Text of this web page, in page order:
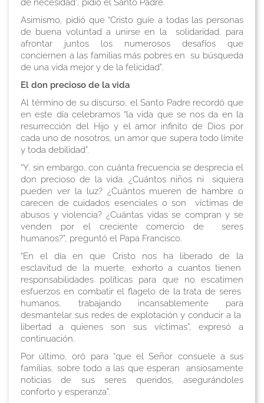
de necesidad”, pidió el Santo Padre.
Asimismo, pidió que “Cristo guíe a todas las personas
de buena voluntad a unirse en la solidaridad, para
afrontar juntos los numerosos desafíos que
conciernen a las familias más pobres en su búsqueda
de una vida mejor y de la felicidad”.
El don precioso de la vida
Al término de su discurso, el Santo Padre recordó que
en este día celebramos “la vida que se nos da en la
resurrección del Hijo y el amor infinito de Dios por
cada uno de nosotros, un amor que supera todo límite
y toda debilidad”.
“Y, sin embargo, con cuánta frecuencia se desprecia el
don precioso de la vida. ¿Cuántos niños ni siquiera
pueden ver la luz? ¿Cuántos mueren de hambre o
carecen de cuidados esenciales o son víctimas de
abusos y violencia? ¿Cuántas vidas se compran y se
venden por el creciente comercio de seres
humanos?”, preguntó el Papa Francisco.
“En el día en que Cristo nos ha liberado de la
esclavitud de la muerte, exhorto a cuantos tienen
responsabilidades políticas para que no escatimen
esfuerzos en combatir el flagelo de la trata de seres
humanos, trabajando incansablemente para
desmantelar sus redes de explotación y conducir a la
libertad a quienes son sus víctimas”, expresó a
continuación.
Por último, oró para “que el Señor consuele a sus
familias, sobre todo a las que esperan ansiosamente
noticias de sus seres queridos, asegurándoles
conforto y esperanza”.